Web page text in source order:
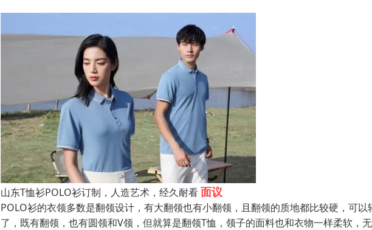
山东T恤衫POLO衫订制，人造艺术，经久耐看面议
POLO衫的衣领多数是翻领设计，有大翻领也有小翻领，且翻领的质地都比较硬，可
了，既有翻领，也有圆领和V领，但就算是翻领T恤，领子的面料也和衣物一样柔软，